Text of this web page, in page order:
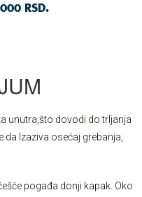
RSD.
unutra,što dovodi do trljanja
Izaziva osećaj grebanja,
pogađa donji kapak. Oko